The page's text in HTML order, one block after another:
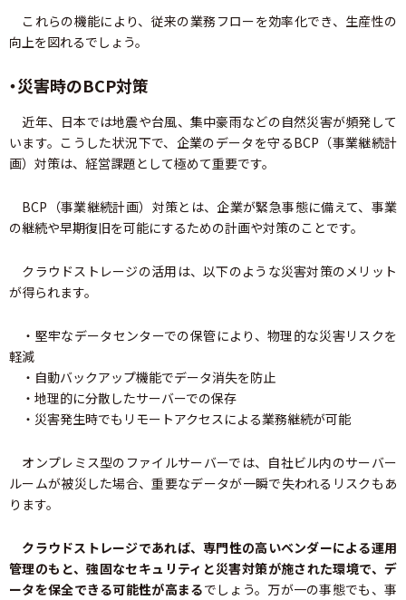
これらの機能により、従来の業務フローを効率化でき、生産性の
向上を図れるでしょう。
・災害時のBCP対策
近年、日本では地震や台風、集中豪雨などの自然災害が頻発して
います。こうした状況下で、企業のデータを守るBCP（事業継続計
画）対策は、経営課題として極めて重要です。
BCP（事業継続計画）対策とは、企業が緊急事態に備えて、事業
の継続や早期復旧を可能にするための計画や対策のことです。
クラウドストレージの活用は、以下のような災害対策のメリット
が得られます。
・堅牢なデータセンターでの保管により、物理的な災害リスクを
軽減
・自動バックアップ機能でデータ消失を防止
・地理的に分散したサーバーでの保存
・災害発生時でもリモートアクセスによる業務継続が可能
オンプレミス型のファイルサーバーでは、自社ビル内のサーバー
ルームが被災した場合、重要なデータが一瞬で失われるリスクもあ
ります。
クラウドストレージであれば、専門性の高いベンダーによる運用
管理のもと、強固なセキュリティと災害対策が施された環境で、デ
ータを保全できる可能性が高まるでしょう。万が一の事態でも、事